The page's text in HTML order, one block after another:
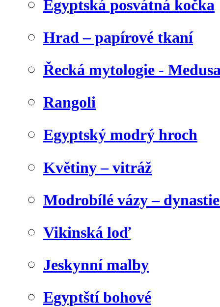
Egyptská posvátná kočka
Hrad – papírové tkaní
Řecká mytologie -
Rangoli
Egyptský modrý hroch
Květiny – vitráž
Modrobílé vázy –
Vikinská loď
Jeskynní malby
Egyptští bohové